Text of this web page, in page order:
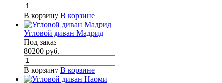
В корзину В корзине
Угловой диван Мадрид
Под заказ
80200 руб.
В корзину В корзине